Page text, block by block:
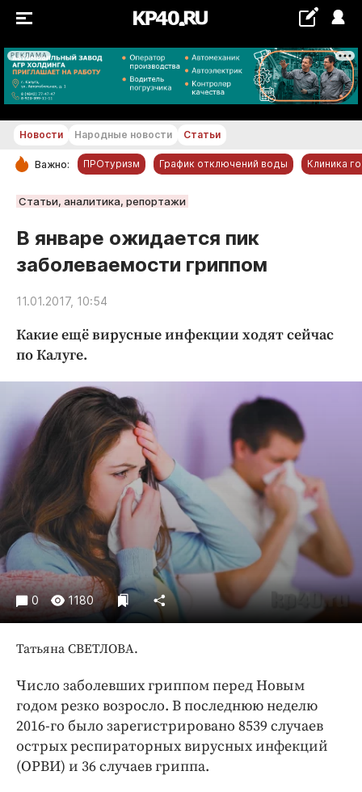
РЕКЛАМА
+19...+20 °С
РУБРИКИ
Новости компаний
Статьи
Народные новости
Благоустройство
Культура
Недвижимость и ЖКХ
Образование
Общество
Погода
Праздники
Происшествия
Спорт
Экономика и бизнес
ПРОЕКТЫ
Блоги
Издания
Медиаперсона
Интересное чтиво
Клиника года
Бренд года
Новости Народные новости Статьи
Важно: ПРОтуризм График отключений воды Клиника
Статьи, аналитика, репортажи
В январе ожидается пик
заболеваемости гриппом
11.01.2017, 10:54
Какие ещё вирусные инфекции ходят сейчас
по Калуге.
0 1180
Татьяна СВЕТЛОВА.
Число заболевших гриппом перед Новым
годом резко возросло. В последнюю неделю
2016-го было зарегистрировано 8539 случаев
острых респираторных вирусных инфекций
(ОРВИ) и 36 случаев гриппа.